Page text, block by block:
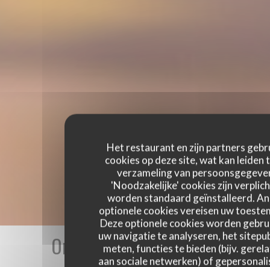
Het restaurant en zijn partners
cookies op deze site, wat kan leiden
verzameling van
'Noodzakelijke' cookies zijn
worden standaard geïnstalleerd.
optionele cookies vereisen uw
Deze optionele cookies worden
uw navigatie te analyseren, het
meten, functies te bieden (bijv.
aan sociale netwerken) of
Onze gastbeoordelingen